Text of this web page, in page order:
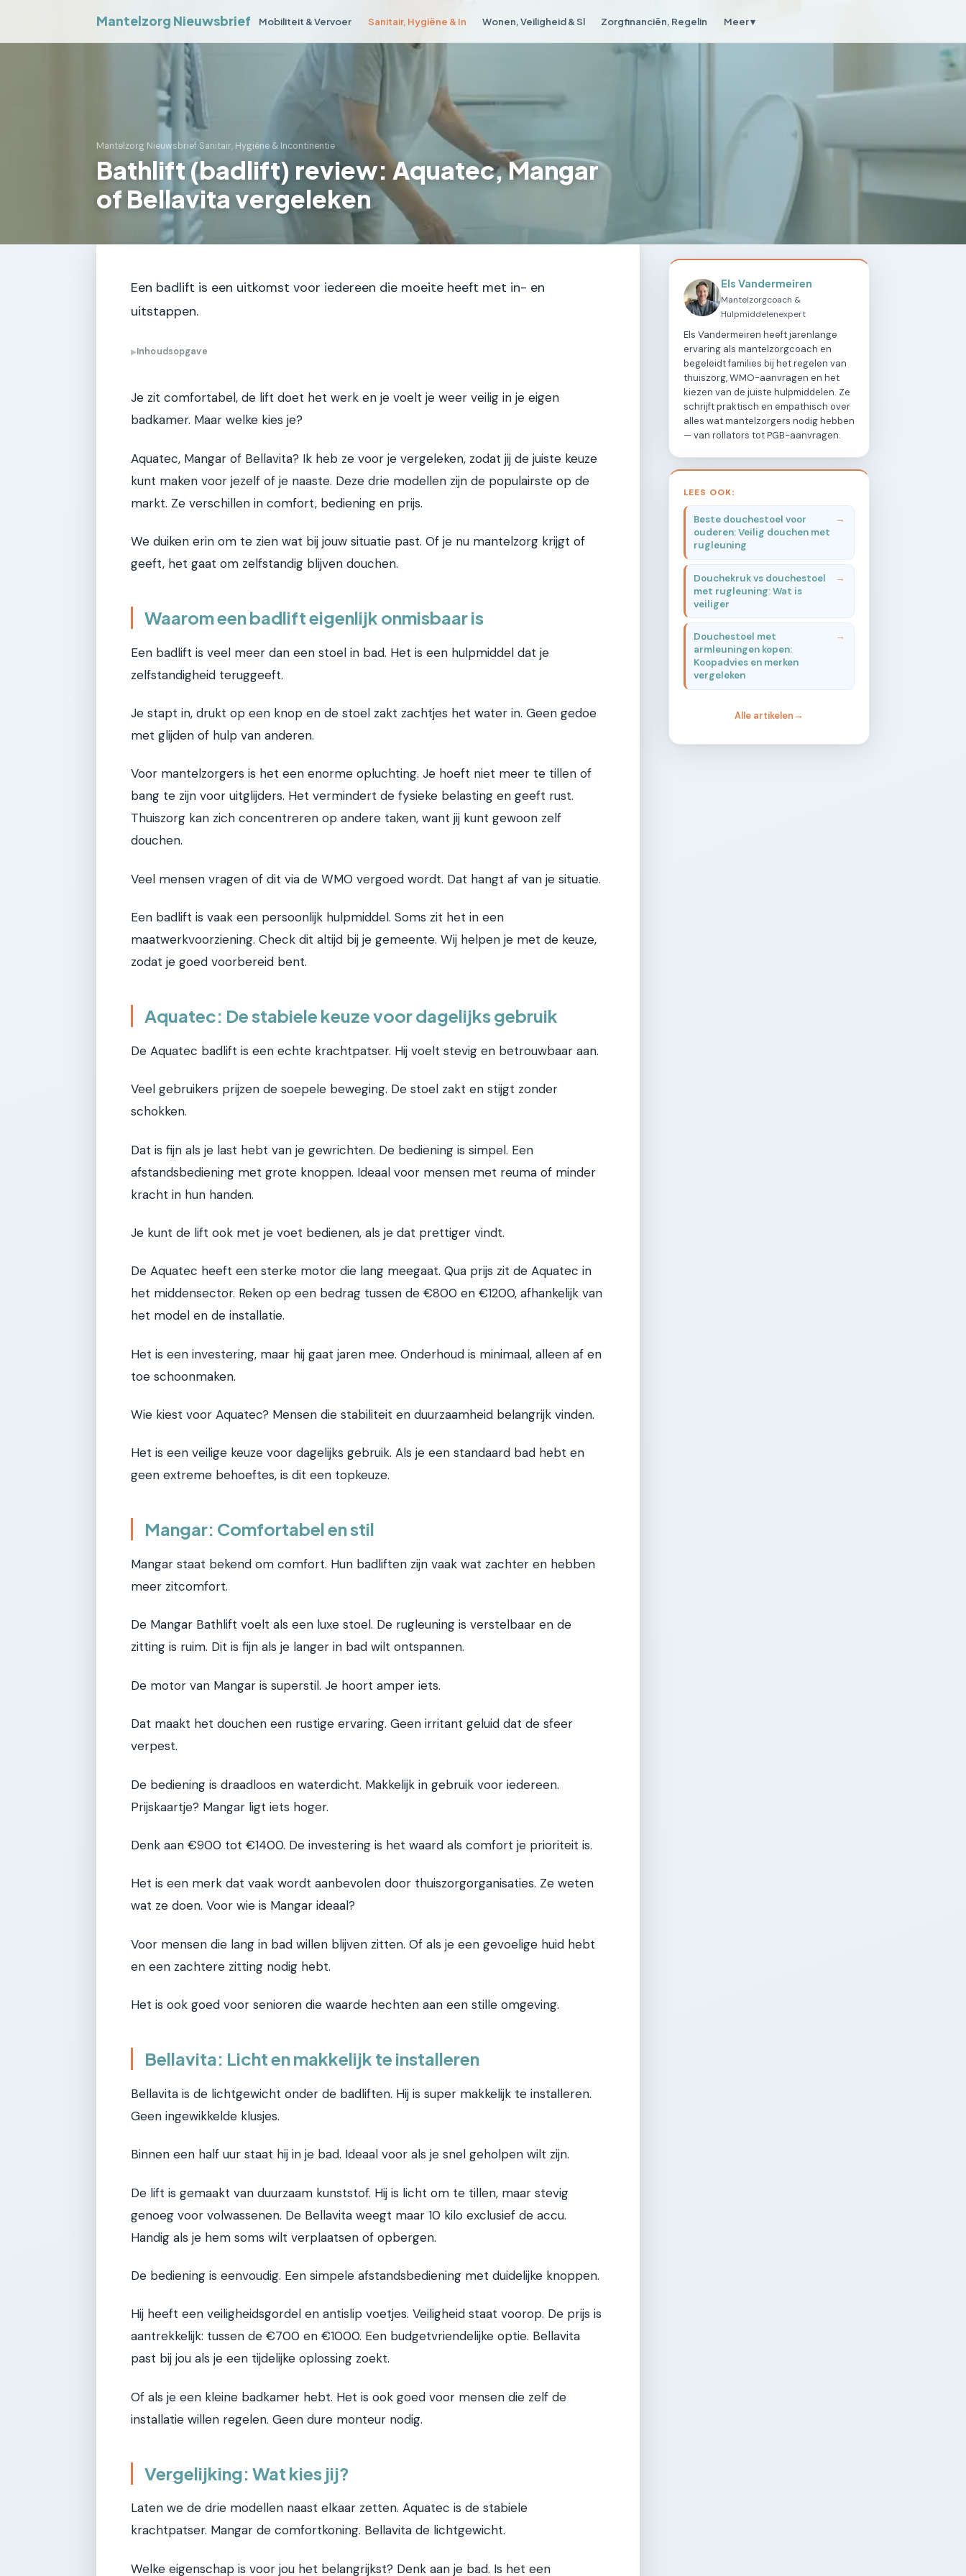
Mantelzorg Nieuwsbrief Mobiliteit & Vervoer Sanitair, Hygiëne & In Wonen, Veiligheid & Sl Zorgfinanciën, Regelin Meer ▾
Mantelzorg Nieuwsbrief›Sanitair, Hygiëne & Incontinentie
Bathlift (badlift) review: Aquatec, Mangar
of Bellavita vergeleken
Een badlift is een uitkomst voor iedereen die moeite heeft met in- en
uitstappen.
▶Inhoudsopgave
Je zit comfortabel, de lift doet het werk en je voelt je weer veilig in je eigen
badkamer. Maar welke kies je?
Aquatec, Mangar of Bellavita? Ik heb ze voor je vergeleken, zodat jij de juiste keuze
kunt maken voor jezelf of je naaste. Deze drie modellen zijn de populairste op de
markt. Ze verschillen in comfort, bediening en prijs.
We duiken erin om te zien wat bij jouw situatie past. Of je nu mantelzorg krijgt of
geeft, het gaat om zelfstandig blijven douchen.
Waarom een badlift eigenlijk onmisbaar is
Een badlift is veel meer dan een stoel in bad. Het is een hulpmiddel dat je
zelfstandigheid teruggeeft.
Je stapt in, drukt op een knop en de stoel zakt zachtjes het water in. Geen gedoe
met glijden of hulp van anderen.
Voor mantelzorgers is het een enorme opluchting. Je hoeft niet meer te tillen of
bang te zijn voor uitglijders. Het vermindert de fysieke belasting en geeft rust.
Thuiszorg kan zich concentreren op andere taken, want jij kunt gewoon zelf
douchen.
Veel mensen vragen of dit via de WMO vergoed wordt. Dat hangt af van je situatie.
Een badlift is vaak een persoonlijk hulpmiddel. Soms zit het in een
maatwerkvoorziening. Check dit altijd bij je gemeente. Wij helpen je met de keuze,
zodat je goed voorbereid bent.
Aquatec: De stabiele keuze voor dagelijks gebruik
De Aquatec badlift is een echte krachtpatser. Hij voelt stevig en betrouwbaar aan.
Veel gebruikers prijzen de soepele beweging. De stoel zakt en stijgt zonder
schokken.
Dat is fijn als je last hebt van je gewrichten. De bediening is simpel. Een
afstandsbediening met grote knoppen. Ideaal voor mensen met reuma of minder
kracht in hun handen.
Je kunt de lift ook met je voet bedienen, als je dat prettiger vindt.
De Aquatec heeft een sterke motor die lang meegaat. Qua prijs zit de Aquatec in
het middensector. Reken op een bedrag tussen de €800 en €1200, afhankelijk van
het model en de installatie.
Het is een investering, maar hij gaat jaren mee. Onderhoud is minimaal, alleen af en
toe schoonmaken.
Wie kiest voor Aquatec? Mensen die stabiliteit en duurzaamheid belangrijk vinden.
Het is een veilige keuze voor dagelijks gebruik. Als je een standaard bad hebt en
geen extreme behoeftes, is dit een topkeuze.
Mangar: Comfortabel en stil
Mangar staat bekend om comfort. Hun badliften zijn vaak wat zachter en hebben
meer zitcomfort.
De Mangar Bathlift voelt als een luxe stoel. De rugleuning is verstelbaar en de
zitting is ruim. Dit is fijn als je langer in bad wilt ontspannen.
De motor van Mangar is superstil. Je hoort amper iets.
Dat maakt het douchen een rustige ervaring. Geen irritant geluid dat de sfeer
verpest.
De bediening is draadloos en waterdicht. Makkelijk in gebruik voor iedereen.
Prijskaartje? Mangar ligt iets hoger.
Denk aan €900 tot €1400. De investering is het waard als comfort je prioriteit is.
Het is een merk dat vaak wordt aanbevolen door thuiszorgorganisaties. Ze weten
wat ze doen. Voor wie is Mangar ideaal?
Voor mensen die lang in bad willen blijven zitten. Of als je een gevoelige huid hebt
en een zachtere zitting nodig hebt.
Het is ook goed voor senioren die waarde hechten aan een stille omgeving.
Bellavita: Licht en makkelijk te installeren
Bellavita is de lichtgewicht onder de badliften. Hij is super makkelijk te installeren.
Geen ingewikkelde klusjes.
Binnen een half uur staat hij in je bad. Ideaal voor als je snel geholpen wilt zijn.
De lift is gemaakt van duurzaam kunststof. Hij is licht om te tillen, maar stevig
genoeg voor volwassenen. De Bellavita weegt maar 10 kilo exclusief de accu.
Handig als je hem soms wilt verplaatsen of opbergen.
De bediening is eenvoudig. Een simpele afstandsbediening met duidelijke knoppen.
Hij heeft een veiligheidsgordel en antislip voetjes. Veiligheid staat voorop. De prijs is
aantrekkelijk: tussen de €700 en €1000. Een budgetvriendelijke optie. Bellavita
past bij jou als je een tijdelijke oplossing zoekt.
Of als je een kleine badkamer hebt. Het is ook goed voor mensen die zelf de
installatie willen regelen. Geen dure monteur nodig.
Vergelijking: Wat kies jij?
Laten we de drie modellen naast elkaar zetten. Aquatec is de stabiele
krachtpatser. Mangar de comfortkoning. Bellavita de lichtgewicht.
Welke eigenschap is voor jou het belangrijkst? Denk aan je bad. Is het een
Els Vandermeiren
Mantelzorgcoach &
Hulpmiddelenexpert
Els Vandermeiren heeft jarenlange
ervaring als mantelzorgcoach en
begeleidt families bij het regelen van
thuiszorg, WMO-aanvragen en het
kiezen van de juiste hulpmiddelen. Ze
schrijft praktisch en empathisch over
alles wat mantelzorgers nodig hebben
— van rollators tot PGB-aanvragen.
LEES OOK:
Beste douchestoel voor
ouderen: Veilig douchen met
rugleuning
Douchekruk vs douchestoel
met rugleuning: Wat is
veiliger
Douchestoel met
armleuningen kopen:
Koopadvies en merken
vergeleken
Alle artikelen